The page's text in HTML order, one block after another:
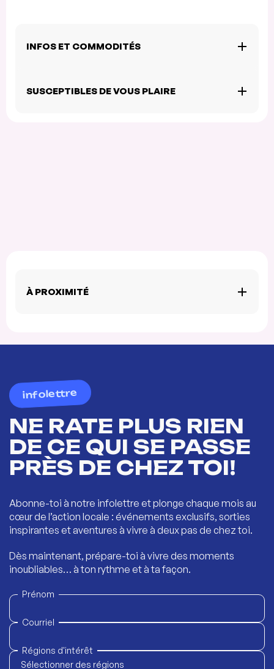
INFOS ET COMMODITÉS
SUSCEPTIBLES DE VOUS PLAIRE
À PROXIMITÉ
infolettre
NE RATE PLUS RIEN
DE CE QUI SE PASSE
PRÈS DE CHEZ TOI!
Abonne-toi à notre infolettre et plonge chaque mois au
cœur de l’action locale : événements exclusifs, sorties
inspirantes et aventures à vivre à deux pas de chez toi.
Dès maintenant, prépare-toi à vivre des moments
inoubliables… à ton rythme et à ta façon.
Prénom
Courriel
Régions d'intérêt
Sélectionner des régions